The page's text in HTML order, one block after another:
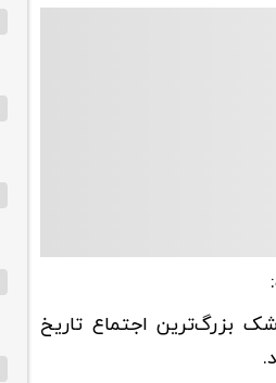
بزرگ‌ترین اجتماع تاریخ